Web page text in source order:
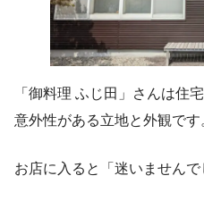
「御料理 ふじ田」さんは住
意外性がある立地と外観です
お店に入ると「迷いませんで